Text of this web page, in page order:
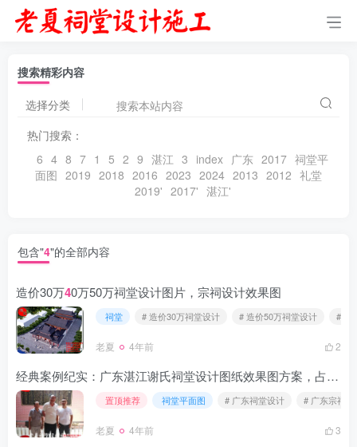
搜索精彩内容
选择分类
热门搜索：
6 4 8 7 1 5 2 9 湛江 3 index 广东 2017 祠堂平
面图 2019 2018 2016 2023 2024 2013 2012 礼堂
2019' 2017' 湛江'
包含"4"的全部内容
造价30万40万50万祠堂设计图片，宗祠设计效果图
祠堂 # 造价30万祠堂设计 # 造价50万祠堂设计 # 造
老夏 4年前 2
经典案例纪实：广东湛江谢氏祠堂设计图纸效果图方案，占地
置顶推荐 祠堂平面图 # 广东祠堂设计 # 广东宗祠设
老夏 4年前 3